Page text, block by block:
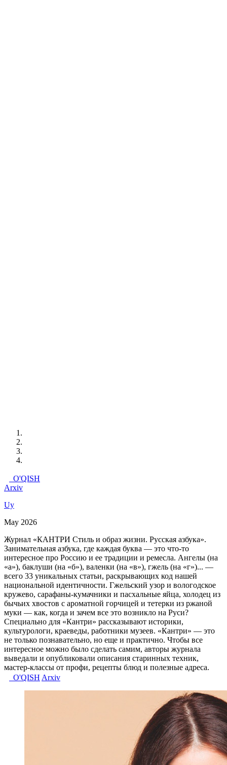
O'QISH
Arxiv
Uy
May 2026
Журнал «КАНТРИ Стиль и образ жизни. Русская азбука».
Занимательная азбука, где каждая буква — это что-то
интересное про Россию и ее традиции и ремесла. Ангелы (на
«а»), баклуши (на «б»), валенки (на «в»), гжель (на «г»)... —
всего 33 уникальных статьи, раскрывающих код нашей
национальной идентичности. Гжельский узор и вологодское
кружево, сарафаны-кумачники и пасхальные яйца, холодец из
бычьих хвостов с ароматной горчицей и тетерки из ржаной
муки — как, когда и зачем все это возникло на Руси?
Специально для «Кантри» рассказывают историки,
культурологи, краеведы, работники музеев. «Кантри» — это
не только познавательно, но еще и практично. Чтобы все
интересное можно было сделать самим, авторы журнала
выведали и опубликовали описания старинных техник,
мастер-классы от профи, рецепты блюд и полезные адреса.
O'QISH Arxiv